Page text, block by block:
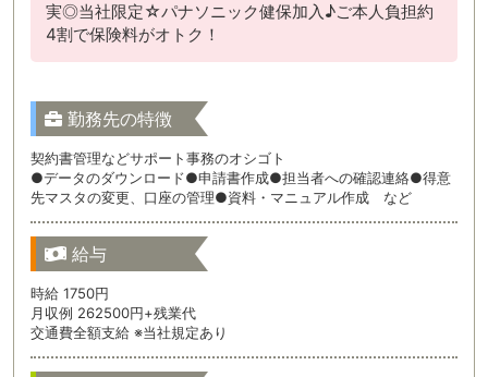
実◎当社限定☆パナソニック健保加入♪ご本人負担約
4割で保険料がオトク！
勤務先の特徴
契約書管理などサポート事務のオシゴト
●データのダウンロード●申請書作成●担当者への確認連絡●得意
先マスタの変更、口座の管理●資料・マニュアル作成 など
給与
時給 1750円
月収例 262500円+残業代
交通費全額支給 ※当社規定あり